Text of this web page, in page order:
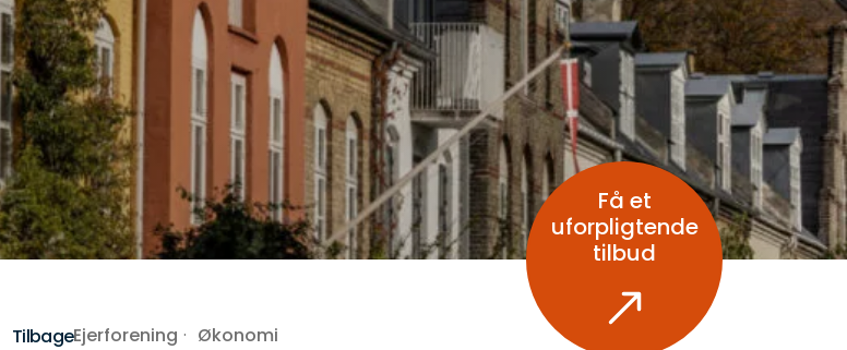
TilbageEjerforening Økonomi
Få et
uforpligtende
tilbud